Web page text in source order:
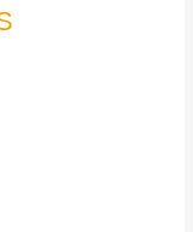
劣、過於偏遠之
等因素，導致無
件因為人工
。鑑賞期間
壞，恕無法